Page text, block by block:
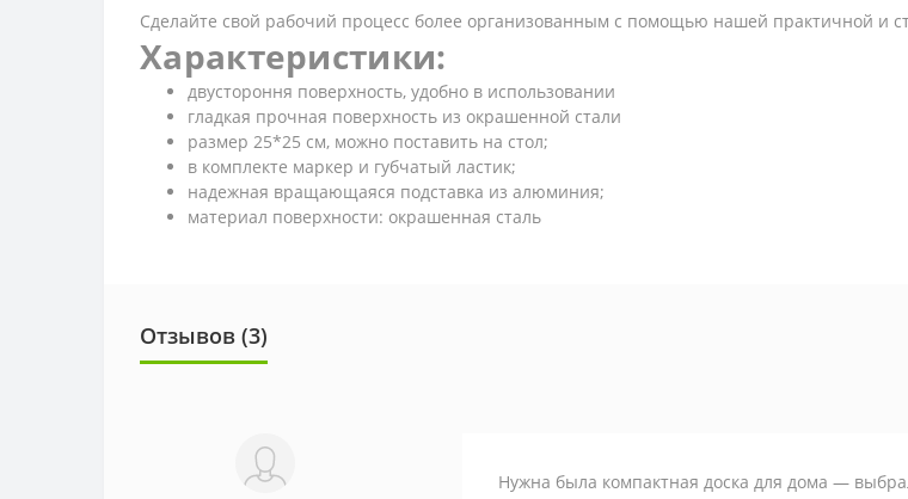
Сделайте свой рабочий процесс более организованным с помощью нашей практичной и
Характеристики:
двустороння поверхность, удобно в использовании
гладкая прочная поверхность из окрашенной стали
размер 25*25 см, можно поставить на стол;
в комплекте маркер и губчатый ластик;
надежная вращающаяся подставка из алюминия;
материал поверхности: окрашенная сталь
Отзывов (3)
Нужна была компактная доска для дома —